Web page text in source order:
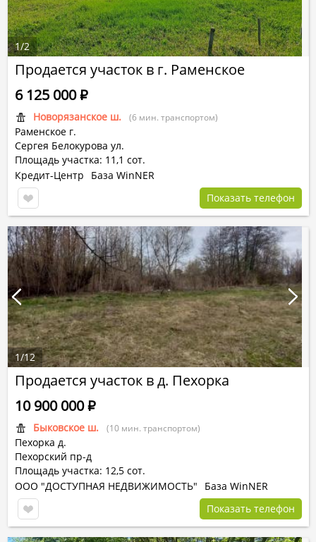
Продается участок в г. Раменское
Новорязанское ш. (6 мин. транспортом)
Раменское г.
Сергея Белокурова ул.
Площадь участка: 11,1 сот.
6 125 000Р
Кредит-Центр
База WinNER
Показать телефон
1/2
Продается участок в д. Пехорка
Быковское ш. (10 мин. транспортом)
Пехорка д.
Пехорский пр-д
Площадь участка: 12,5 сот.
10 900 000Р
ООО "ДОСТУПНАЯ НЕДВИЖИМОСТЬ"
База WinNER
Показать телефон
1/12